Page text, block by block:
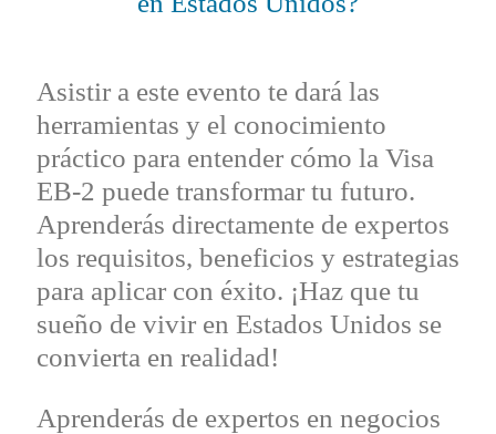
Asistir a este evento te dará las
herramientas y el conocimiento
práctico para entender cómo la Visa
EB-2 puede transformar tu futuro.
Aprenderás directamente de expertos
los requisitos, beneficios y estrategias
para aplicar con éxito. ¡Haz que tu
sueño de vivir en Estados Unidos se
convierta en realidad!
Aprenderás de expertos en negocios